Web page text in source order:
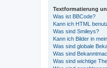
Textformatierung
Was ist BBCode?
Kann ich HTML
Was sind Smileys?
Kann ich Bilder in
Was sind globale
Was sind
Was sind wichtige